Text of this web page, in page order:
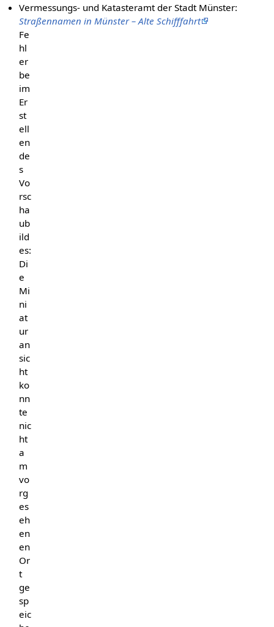
Vermessungs- und Katasteramt der Stadt Münster:
Straßennamen in Münster – Alte Schifffahrt
Fe
hl
er
be
im
Er
st
ell
en
de
s
Vo
rsc
ha
ub
ild
es:
Di
e
Mi
ni
at
ur
an
sic
ht
ko
nn
te
nic
ht
a
m
vo
rg
es
eh
en
en
Or
t
ge
sp
eic